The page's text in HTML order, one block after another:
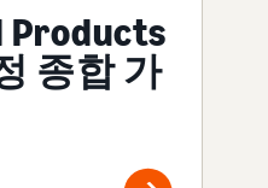
Products
종합 가